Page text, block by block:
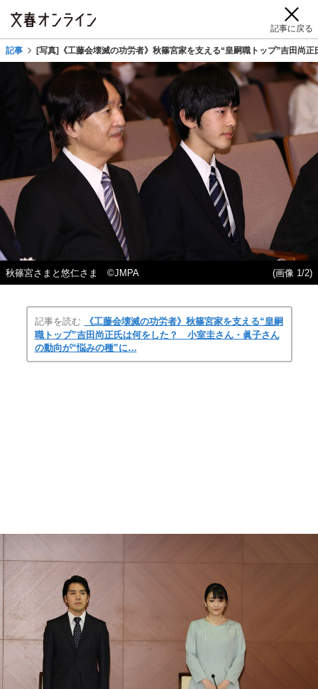
記事に戻る
記事 [写真]《工藤会壊滅の功労者》秋篠宮家を支える“皇嗣職トップ”吉田
秋篠宮さまと悠仁さま ©JMPA (画像 1/2)
記事を読む
《工藤会壊滅の功労者》秋篠宮家を支える“皇嗣
職トップ”吉田尚正氏は何をした？ 小室圭さん・眞子さん
の動向が“悩みの種”に…